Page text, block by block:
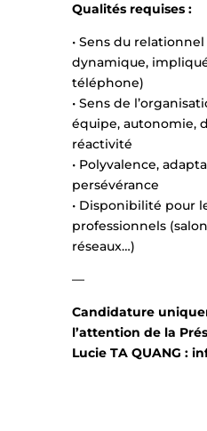
Qualités requises :
• Sens du
dynamique,
téléphone)
• Sens de
équipe, autonomie,
réactivité
• Polyvalence,
persévérance
• Disponibilité pour
professionnels
réseaux…)
—
Candidature
l’attention de la
Lucie TA QUANG :